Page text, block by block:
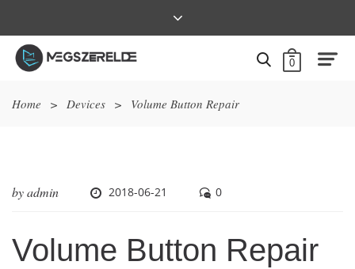
0
Home > Devices > Volume Button Repair
byadmin 2018-06-21 0
Volume Button Repair